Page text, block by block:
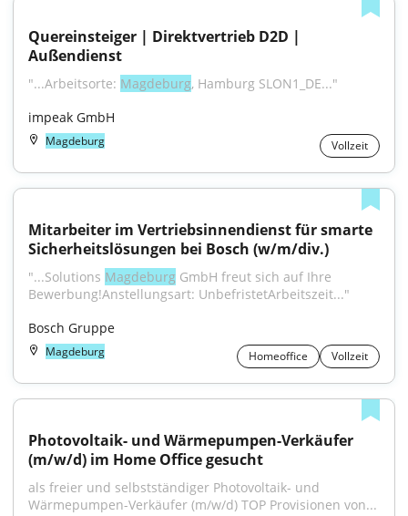
Quereinsteiger | Direktvertrieb D2D |
Außendienst
"...Arbeitsorte: Magdeburg, Hamburg SLON1_DE..."
impeak GmbH
Magdeburg Vollzeit
Mitarbeiter im Vertriebsinnendienst für smarte
Sicherheitslösungen bei Bosch (w/m/div.)
"...Solutions Magdeburg GmbH freut sich auf Ihre
Bewerbung!Anstellungsart: UnbefristetArbeitszeit..."
Bosch Gruppe
Magdeburg Homeoffice Vollzeit
Photovoltaik- und Wärmepumpen-Verkäufer
(m/w/d) im Home Office gesucht
als freier und selbstständiger Photovoltaik- und
Wärmepumpen-Verkäufer (m/w/d) TOP Provisionen von...